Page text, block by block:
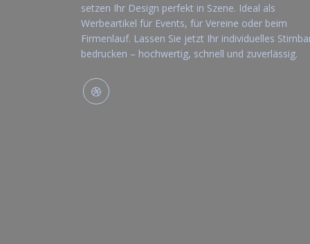
setzen Ihr Design perfekt in Szene. Ideal als
Werbeartikel für Events, für Vereine oder beim
Firmenlauf. Lassen Sie jetzt Ihr individuelles
bedrucken – hochwertig, schnell und zuverlässig.